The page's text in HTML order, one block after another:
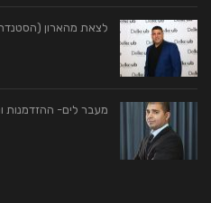
לצאת מהארון
מעבר לים- ההזדמנות